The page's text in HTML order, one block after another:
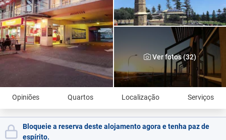
Ver fotos (32)
Opiniões Quartos Localização Serviços
Bloqueie a reserva deste alojamento agora e tenha paz de
espírito.